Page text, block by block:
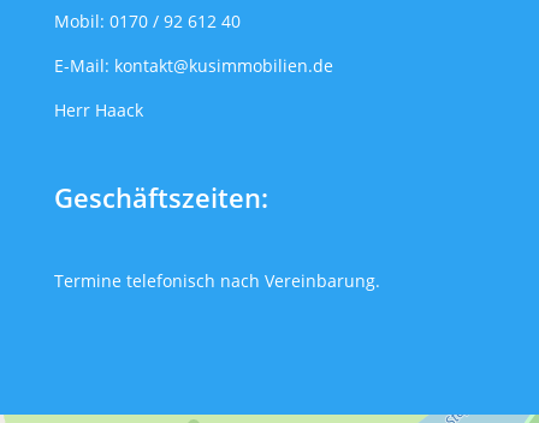
Mobil: 0170 / 92 612 40
E-Mail: kontakt@kusimmobilien.de
Herr Haack
Geschäftszeiten:
Termine telefonisch nach Vereinbarung.